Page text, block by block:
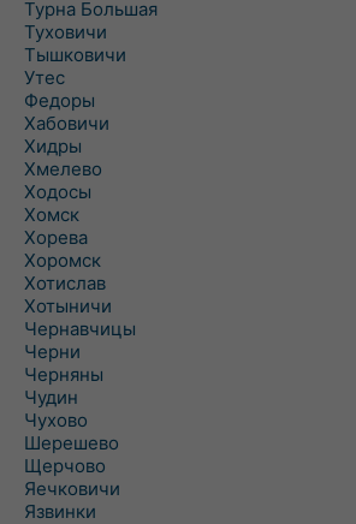
Турна Большая
Туховичи
Тышковичи
Утес
Федоры
Хабовичи
Хидры
Хмелево
Ходосы
Хомск
Хорева
Хоромск
Хотислав
Хотыничи
Чернавчицы
Черни
Черняны
Чудин
Чухово
Шерешево
Щерчово
Яечковичи
Язвинки